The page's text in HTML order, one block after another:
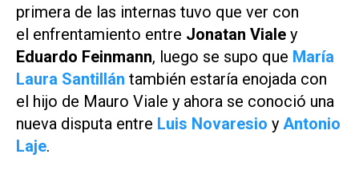
primera de las internas tuvo que ver con
el enfrentamiento entre Jonatan Viale y
Eduardo Feinmann, luego se supo que María
Laura Santillán también estaría enojada con
el hijo de Mauro Viale y ahora se conoció una
nueva disputa entre Luis Novaresio y Antonio
Laje.